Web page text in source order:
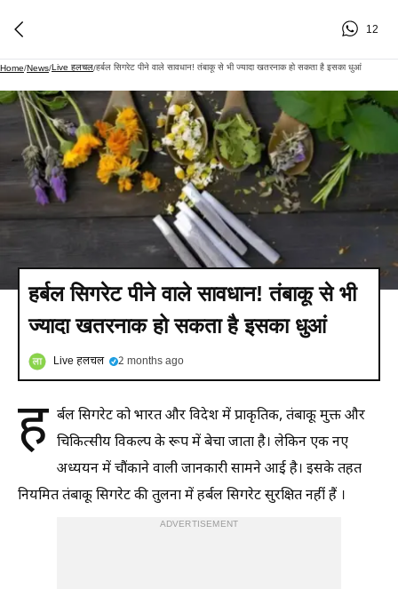
12
Home/News/Live हलचल/हर्बल सिगरेट पीने वाले सावधान! तंबाकू से भी ज्यादा खतरनाक हो सकता है इसका धुआं
हर्बल सिगरेट पीने वाले सावधान! तंबाकू से भी
ज्यादा खतरनाक हो सकता है इसका धुआं
Live हलचल 2 months ago
ह र्बल सिगरेट को भारत और विदेश में प्राकृतिक, तंबाकू मुक्त और
चिकित्सीय विकल्प के रूप में बेचा जाता है। लेकिन एक नए
अध्ययन में चौंकाने वाली जानकारी सामने आई है। इसके तहत
नियमित तंबाकू सिगरेट की तुलना में हर्बल सिगरेट सुरक्षित नहीं हैं ।
ADVERTISEMENT